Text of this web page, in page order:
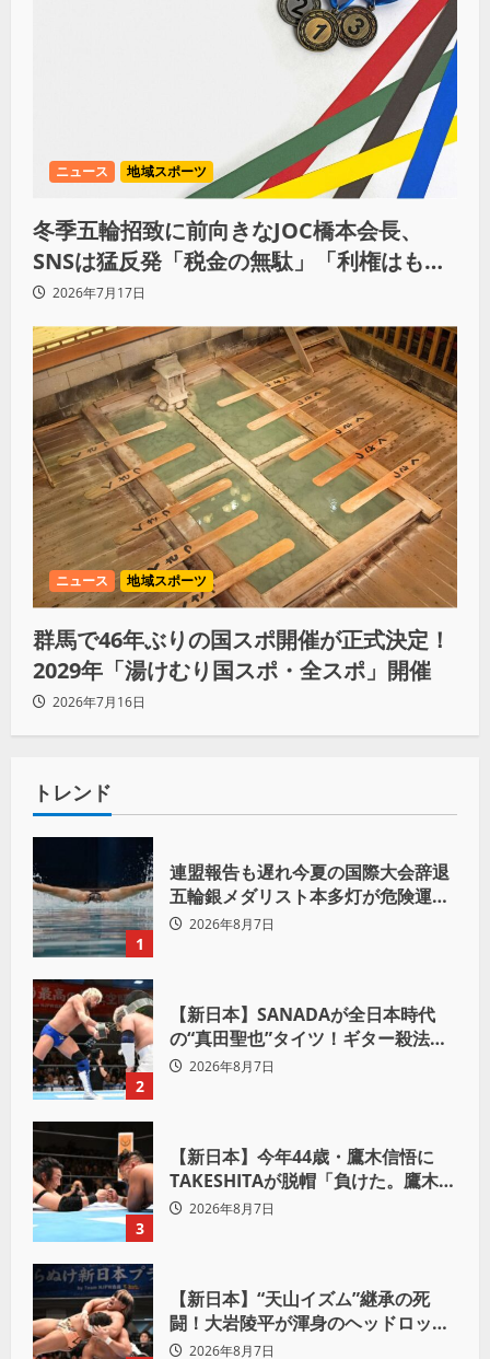
ニュース 地域スポーツ
冬季五輪招致に前向きなJOC橋本会長、
SNSは猛反発「税金の無駄」「利権はもう
いい」
2026年7月17日
ニュース 地域スポーツ
群馬で46年ぶりの国スポ開催が正式決定！
2029年「湯けむり国スポ・全スポ」開催
2026年7月16日
トレンド
1
連盟報告も遅れ今夏の国際大会辞退
五輪銀メダリスト本多灯が危険運転
致傷で起訴
2026年8月7日
2
【新日本】SANADAが全日本時代
の“真田聖也”タイツ！ギター殺法で
Yuto-IceをKO「俺と闘う時は考え
2026年8月7日
3
【新日本】今年44歳・鷹木信悟に
TAKESHITAが脱帽「負けた。鷹木信
悟、強いわ！」
2026年8月7日
【新日本】“天山イズム”継承の死
闘！大岩陵平が渾身のヘッドロック
で後藤洋央紀からタップ奪取 執念の
2026年8月7日